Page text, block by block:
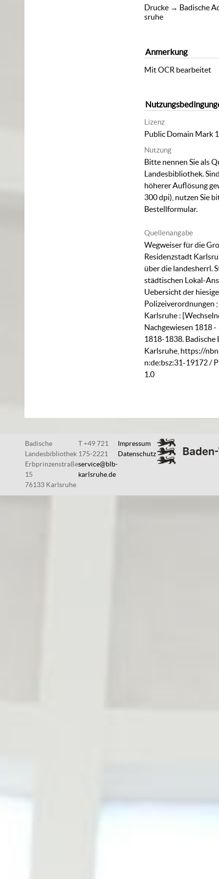
Drucke → Badische
sruhe
Anmerkung
Mit OCR bearbeitet
Lizenz
Public Domain Mark
Nutzung
Bitte nennen Sie als
Landesbibliothek.
höherer Auflösung
300 dpi), nutzen Sie
Bestellformular.
Quellenangabe
Wegweiser für die
Residenzstadt
über die landesherrl.
städtischen Lokal-
Uebersicht der
Polizeiverordnungen ;
Karlsruhe :
Nachgewiesen 1818
1818-1838.
Karlsruhe, https://
n:de:bsz:31-19172/
1.0
Badische
Landesbibliothek
Erbprinzenstraße
15
76133 Karlsruhe
T +49 721
175-2221
service@blb-
karlsruhe.de
Impressum
Datenschutz